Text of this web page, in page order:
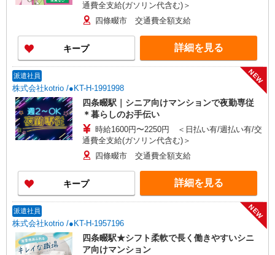
通費全支給(ガソリン代含む)＞
四條畷市 交通費全額支給
キープ 詳細を見る
派遣社員
株式会社kotrio /●KT-H-1991998
NEW
四条畷駅｜シニア向けマンションで夜勤専従
＊暮らしのお手伝い
時給1600円〜2250円 ＜日払い有/週払い有/交
通費全支給(ガソリン代含む)＞
四條畷市 交通費全額支給
キープ 詳細を見る
派遣社員
株式会社kotrio /●KT-H-1957196
NEW
四条畷駅★シフト柔軟で長く働きやすいシニ
ア向けマンション